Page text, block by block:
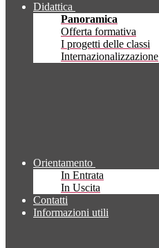
Didattica
Panoramica
Offerta formativa
I progetti delle classi
Internazionalizzazione
Orientamento
In Entrata
In Uscita
Contatti
Informazioni utili